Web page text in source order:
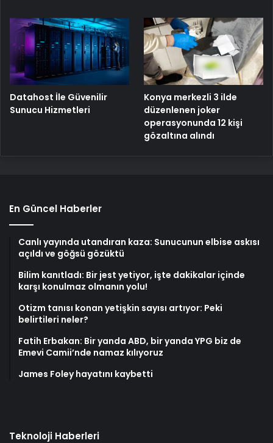
Datahost İle Güvenilir
Sunucu Hizmetleri
Konya merkezli 3 ilde
düzenlenen joker
operasyonunda 12 kişi
gözaltına alındı
En Güncel Haberler
Canlı yayında utandıran kaza: Sunucunun elbise askısı
açıldı ve göğsü gözüktü
Bilim kanıtladı: Bir jest yetiyor, işte dakikalar içinde
karşı konulmaz olmanın yolu!
Otizm tanısı konan yetişkin sayısı artıyor: Peki
belirtileri neler?
Fatih Erbakan: Bir yanda ABD, bir yanda YPG biz de
Emevi Camii’nde namaz kılıyoruz
James Foley hayatını kaybetti
Teknoloji Haberleri